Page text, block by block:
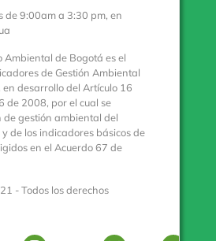
de 9:00am a 3:30 pm, en
Ambiental de Bogotá es el
de Gestión Ambiental
en desarrollo del Artículo 16
de 2008, por el cual se
de gestión ambiental del
de los indicadores básicos de
en el Acuerdo 67 de
- Todos los derechos